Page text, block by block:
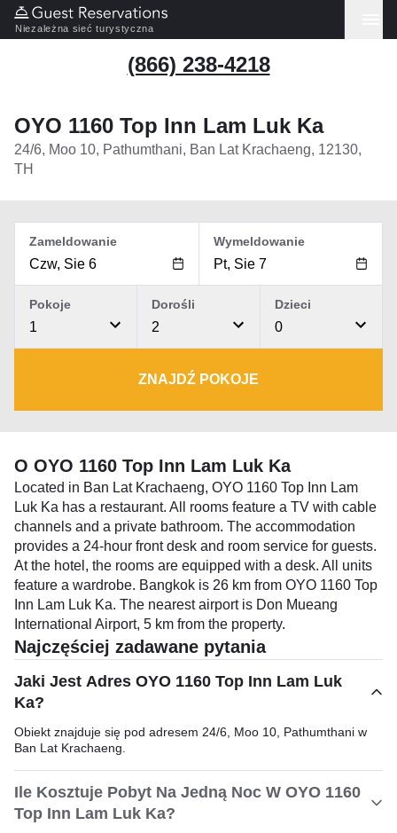
Niezależna sieć turystyczna
(866) 238-4218
OYO 1160 Top Inn Lam Luk Ka
24/6, Moo 10, Pathumthani, Ban Lat Krachaeng, 12130,
TH
Zameldowanie Wymeldowanie
1
Pokoje
2
Dorośli
0
Dzieci
ZNAJDŹ POKOJE
O OYO 1160 Top Inn Lam Luk Ka
Located in Ban Lat Krachaeng, OYO 1160 Top Inn Lam
Luk Ka has a restaurant. All rooms feature a TV with cable
channels and a private bathroom. The accommodation
provides a 24-hour front desk and room service for guests.
At the hotel, the rooms are equipped with a desk. All units
feature a wardrobe. Bangkok is 26 km from OYO 1160 Top
Inn Lam Luk Ka. The nearest airport is Don Mueang
International Airport, 5 km from the property.
Najczęściej zadawane pytania
Jaki Jest Adres OYO 1160 Top Inn Lam Luk
Ka?
Obiekt znajduje się pod adresem 24/6, Moo 10, Pathumthani w
Ban Lat Krachaeng.
Ile Kosztuje Pobyt Na Jedną Noc W OYO 1160
Top Inn Lam Luk Ka?